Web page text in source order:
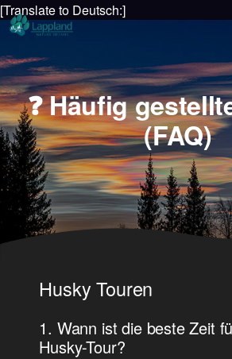
[Translate to Deutsch:]
❓ Häufig
(FAQ)
Husky Touren
1. Wann ist die beste Zeit
Husky-Tour?